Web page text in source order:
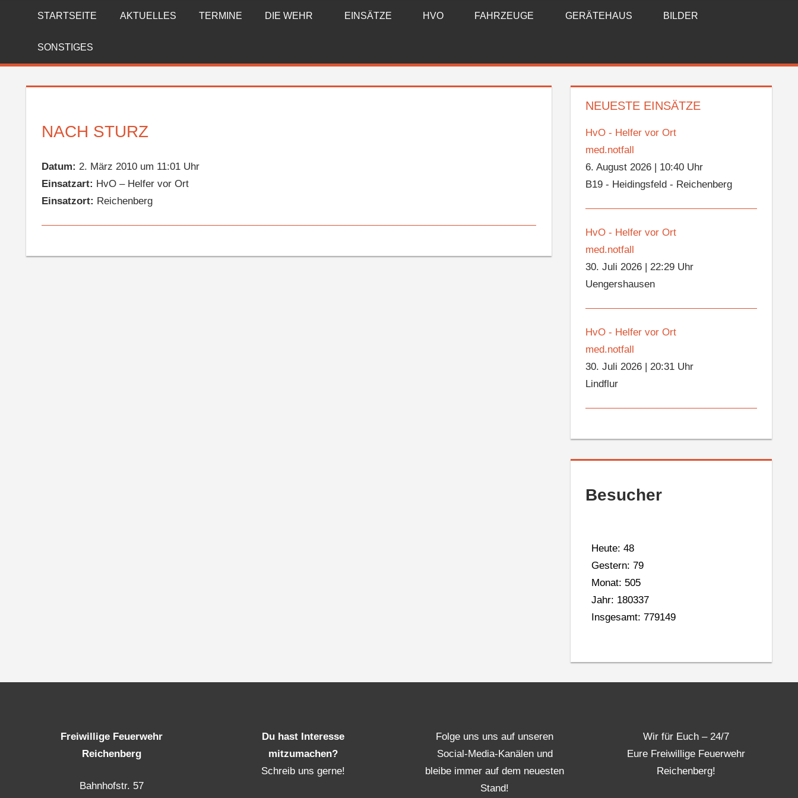
FREIWILLIGE
FEUERWEHR
REICHENBERG
STARTSEITE AKTUELLES TERMINE DIE WEHR EINSÄTZE HVO FAHRZEUGE GERÄTEHAUS BILDER
SONSTIGES
NACH STURZ
Datum: 2. März 2010 um 11:01 Uhr
Einsatzart: HvO – Helfer vor Ort
Einsatzort: Reichenberg
NEUESTE EINSÄTZE
HvO - Helfer vor Ort
med.notfall
6. August 2026
10:40 Uhr
B19 - Heidingsfeld - Reichenberg
HvO - Helfer vor Ort
med.notfall
30. Juli 2026 |22:29 Uhr
Uengershausen
HvO - Helfer vor Ort
med.notfall
30. Juli 2026 |20:31 Uhr
Lindflur
Besucher
Heute: 48
Gestern: 79
Monat: 505
Jahr: 180337
Insgesamt: 779149
Freiwillige Feuerwehr
Reichenberg
Bahnhofstr. 57
Du hast Interesse
mitzumachen?
Schreib uns gerne!
Folge uns uns auf unseren
Social-Media-Kanälen und
bleibe immer auf dem neuesten
Stand!
Wir für Euch – 24/7
Eure Freiwillige Feuerwehr
Reichenberg!